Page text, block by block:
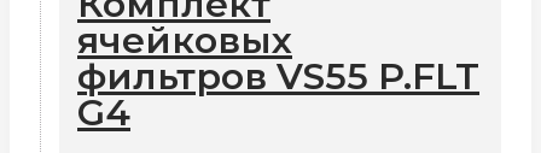
ячейковых
фильтров VS55 P.FLT
G4